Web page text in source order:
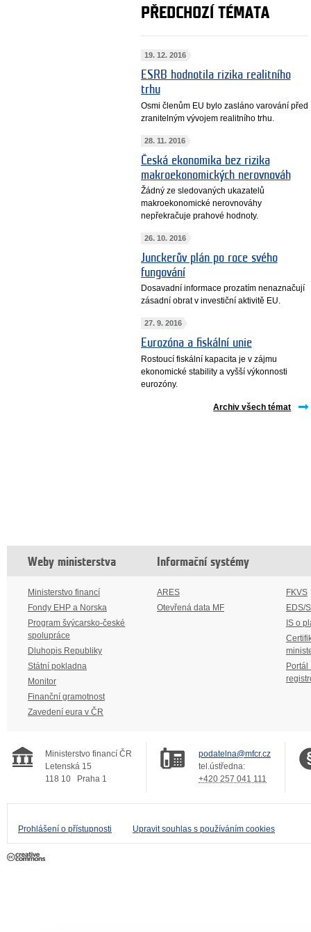
PŘEDCHOZÍ TÉMATA
19. 12. 2016
ESRB hodnotila rizika realitního
trhu
Osmi členům EU bylo zasláno varování před
zranitelným vývojem realitního trhu.
28. 11. 2016
Česká ekonomika bez rizika
makroekonomických nerovnováh
Žádný ze sledovaných ukazatelů
makroekonomické nerovnováhy
nepřekračuje prahové hodnoty.
26. 10. 2016
Junckerův plán po roce svého
fungování
Dosavadní informace prozatím nenaznačují
zásadní obrat v investiční aktivitě EU.
27. 9. 2016
Eurozóna a fiskální unie
Rostoucí fiskální kapacita je v zájmu
ekonomické stability a vyšší výkonnosti
eurozóny.
Archiv všech témat
Weby ministerstva
Ministerstvo financí
Fondy EHP a Norska
Program švýcarsko-české
spolupráce
Dluhopis Republiky
Státní pokladna
Monitor
Finanční gramotnost
Zavedení eura v ČR
Informační systémy
ARES
Otevřená data MF
FKVS
EDS/
IS o
Portál
Ministerstvo financí ČR
Letenská 15
118 10
Praha 1
podatelna@mfcr.cz
tel.ústředna:
+420 257 041 111
Prohlášení o přístupnosti Upravit souhlas s používáním cookies